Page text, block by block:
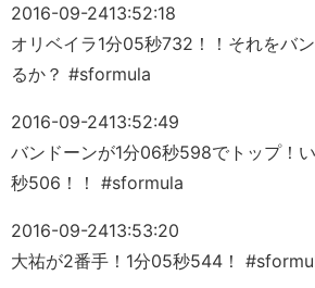
2016-09-2413:52:18
オリベイラ1分05秒732！！それをバ
るか？ #sformula
2016-09-2413:52:49
バンドーンが1分06秒598でトップ！
秒506！！ #sformula
2016-09-2413:53:20
大祐が2番手！1分05秒544！